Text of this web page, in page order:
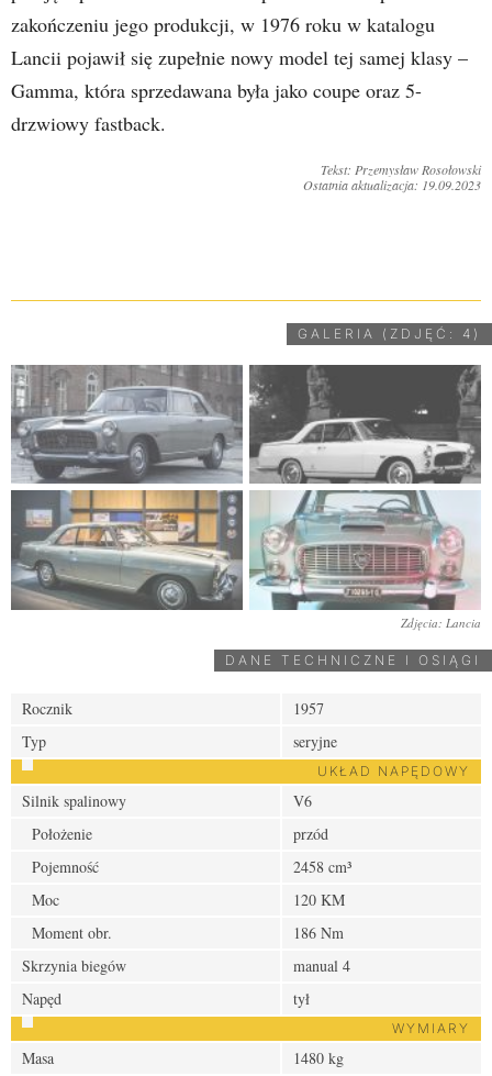
zakończeniu jego produkcji, w 1976 roku w katalogu
Lancii pojawił się zupełnie nowy model tej samej klasy –
Gamma, która sprzedawana była jako coupe oraz 5-
drzwiowy fastback.
Tekst: Przemysław Rosołowski
Ostatnia aktualizacja: 19.09.2023
GALERIA (ZDJĘĆ: 4)
Zdjęcia: Lancia
DANE TECHNICZNE I OSIĄGI
Rocznik
1957
Typ
seryjne
UKŁAD NAPĘDOWY
Silnik spalinowy
V6
Położenie
przód
Pojemność
2458 cm³
Moc
120 KM
Moment obr.
186 Nm
Skrzynia biegów
manual 4
Napęd
tył
WYMIARY
Masa
1480 kg